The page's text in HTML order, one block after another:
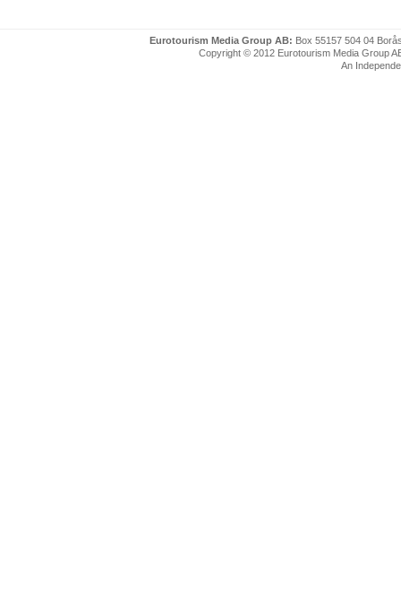
Eurotourism Media Group AB: Box 55157 504 04
Copyright © 2012 Eurotourism Media Group
An